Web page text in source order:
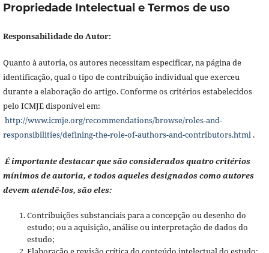
Propriedade Intelectual e Termos de uso
Responsabilidade do Autor:
Quanto à autoria, os autores necessitam especificar, na página de
identificação, qual o tipo de contribuição individual que exerceu
durante a elaboração do artigo. Conforme os critérios estabelecidos
pelo ICMJE disponível em:
http://www.icmje.org/recommendations/browse/roles-and-
responsibilities/defining-the-role-of-authors-and-contributors.html.
É importante destacar que são considerados quatro critérios
mínimos de autoria, e todos aqueles designados como autores
devem atendê-los, são eles:
Contribuições substanciais para a concepção ou desenho do
estudo; ou a aquisição, análise ou interpretação de dados do
estudo;